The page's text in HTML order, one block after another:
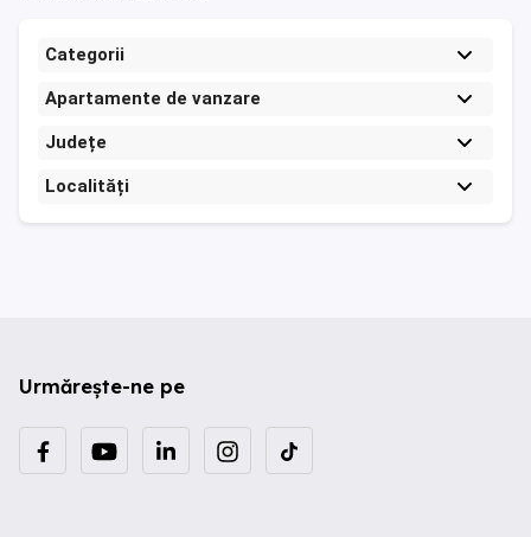
Categorii
Apartamente de vanzare
Județe
Localități
Urmărește-ne pe